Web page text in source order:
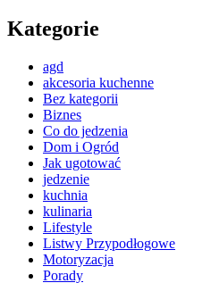
Kategorie
agd
akcesoria kuchenne
Bez kategorii
Biznes
Co do jedzenia
Dom i Ogród
Jak ugotować
jedzenie
kuchnia
kulinaria
Lifestyle
Listwy Przypodłogowe
Motoryzacja
Porady